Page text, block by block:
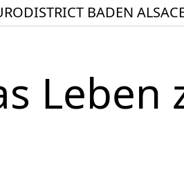
BADEN
Startseite
ACTO – Städte
Aktuelles
Leben